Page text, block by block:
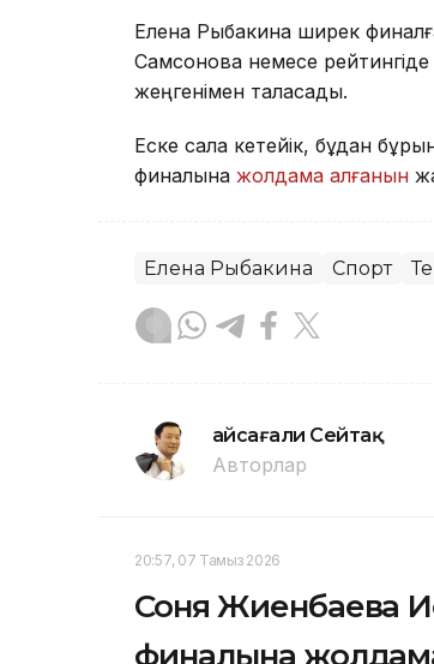
Елена Рыбакина ширек
Самсонова немесе
жеңгенімен таласады.
Еске сала кетейік, бұдан
финалына жолдама алғанын
Елена Рыбакина Спорт
Ғайсағали Сейтақ
Авторлар
20:57, 07 Тамыз 2026
Соня Жиенбаева
финалына